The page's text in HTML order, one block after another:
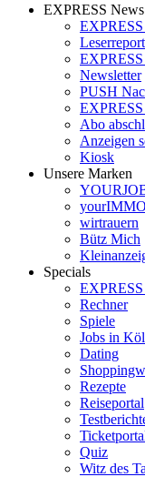
EXPRESS News
Newsletter
PUSH
EXPRESS
Abo
Anzeigen
Kiosk
Unsere Marken
yourIMMO
wirtrauern
Bütz Mich
Specials
Rechner
Spiele
Jobs in
Dating
Rezepte
Reiseportal
Quiz
Witz des